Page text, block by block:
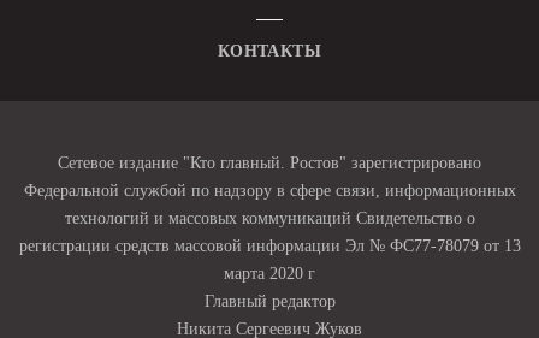
КОНТАКТЫ
Сетевое издание "Кто главный. Ростов" зарегистрировано
Федеральной службой по надзору в сфере связи, информационных
технологий и массовых коммуникаций Свидетельство о
регистрации средств массовой информации Эл № ФС77-78079 от 13
марта 2020 г
Главный редактор
Никита Сергеевич Жуков